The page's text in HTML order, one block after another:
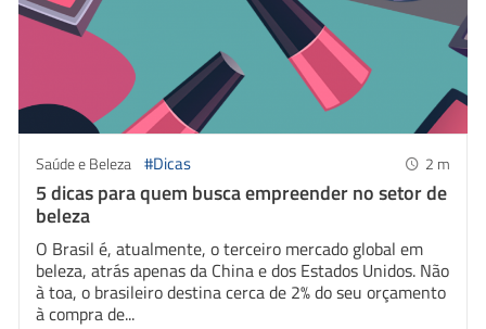
Saúde e Beleza #Dicas 2 m
5 dicas para quem busca empreender no setor de
beleza
O Brasil é, atualmente, o terceiro mercado global em
beleza, atrás apenas da China e dos Estados Unidos. Não
à toa, o brasileiro destina cerca de 2% do seu orçamento
à compra de...